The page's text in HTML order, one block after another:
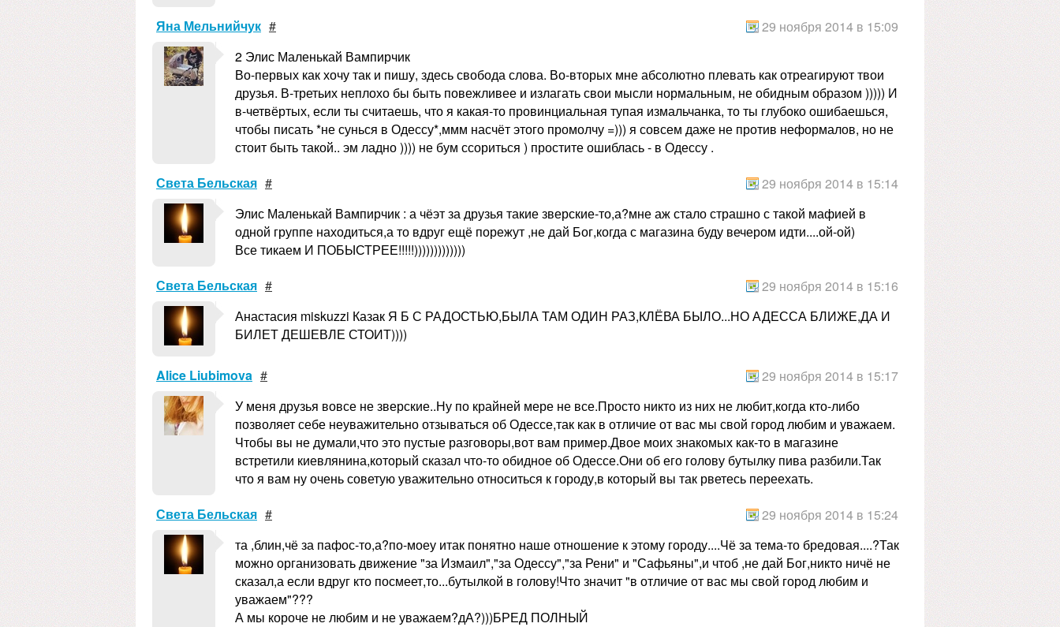
Яна Мельнийчук #
29 ноября 2014 в 15:09
2 Элис Маленькай Вампирчик
Во-первых как хочу так и пишу, здесь свобода слова. Во-вторых мне абсолютно плевать как отреагируют твои
друзья. В-третьих неплохо бы быть повежливее и излагать свои мысли нормальным, не обидным образом ))))) И
в-четвёртых, если ты считаешь, что я какая-то провинциальная тупая измальчанка, то ты глубоко ошибаешься,
чтобы писать *не сунься в Одессу*,ммм насчёт этого промолчу =))) я совсем даже не против неформалов, но не
стоит быть такой.. эм ладно )))) не бум ссориться ) простите ошиблась - в Одессу .
Света Бельская #
29 ноября 2014 в 15:14
Элис Маленькай Вампирчик : а чёэт за друзья такие зверские-то,а?мне аж стало страшно с такой мафией в
одной группе находиться,а то вдруг ещё порежут ,не дай Бог,когда с магазина буду вечером идти....ой-ой)
Все тикаем И ПОБЫСТРЕЕ!!!!!)))))))))))))
Света Бельская #
29 ноября 2014 в 15:16
Анастасия miskuzzi Казак Я Б С РАДОСТЬЮ,БЫЛА ТАМ ОДИН РАЗ,КЛЁВА БЫЛО...НО АДЕССА БЛИЖЕ,ДА И
БИЛЕТ ДЕШЕВЛЕ СТОИТ))))
Alice Liubimova #
29 ноября 2014 в 15:17
У меня друзья вовсе не зверские..Ну по крайней мере не все.Просто никто из них не любит,когда кто-либо
позволяет себе неуважительно отзываться об Одессе,так как в отличие от вас мы свой город любим и уважаем.
Чтобы вы не думали,что это пустые разговоры,вот вам пример.Двое моих знакомых как-то в магазине
встретили киевлянина,который сказал что-то обидное об Одессе.Они об его голову бутылку пива разбили.Так
что я вам ну очень советую уважительно относиться к городу,в который вы так рветесь переехать.
Света Бельская #
29 ноября 2014 в 15:24
та ,блин,чё за пафос-то,а?по-моеу итак понятно наше отношение к этому городу....Чё за тема-то бредовая....?Так
можно организовать движение "за Измаил","за Одессу","за Рени" и "Сафьяны",и чтоб ,не дай Бог,никто ничё не
сказал,а если вдруг кто посмеет,то...бутылкой в голову!Что значит "в отличие от вас мы свой город любим и
уважаем"???
А мы короче не любим и не уважаем?дА?)))БРЕД ПОЛНЫЙ